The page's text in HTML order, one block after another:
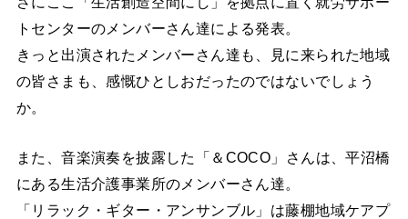
トセンターのメンバーさん達による発表。
きっと出演されたメンバーさん達も、見に来られた地域
の皆さまも、感慨ひとしおだったのではないでしょう
か。
また、音楽演奏を披露した「＆COCO」さんは、平沼橋
にある生活介護事業所のメンバーさん達。
「リラック・ギター・アンサンブル」は藤棚地域ケアプ